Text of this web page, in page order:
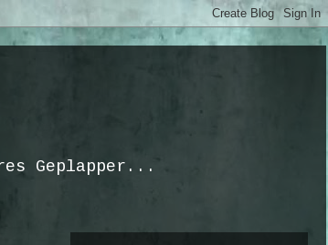
Geplapper...